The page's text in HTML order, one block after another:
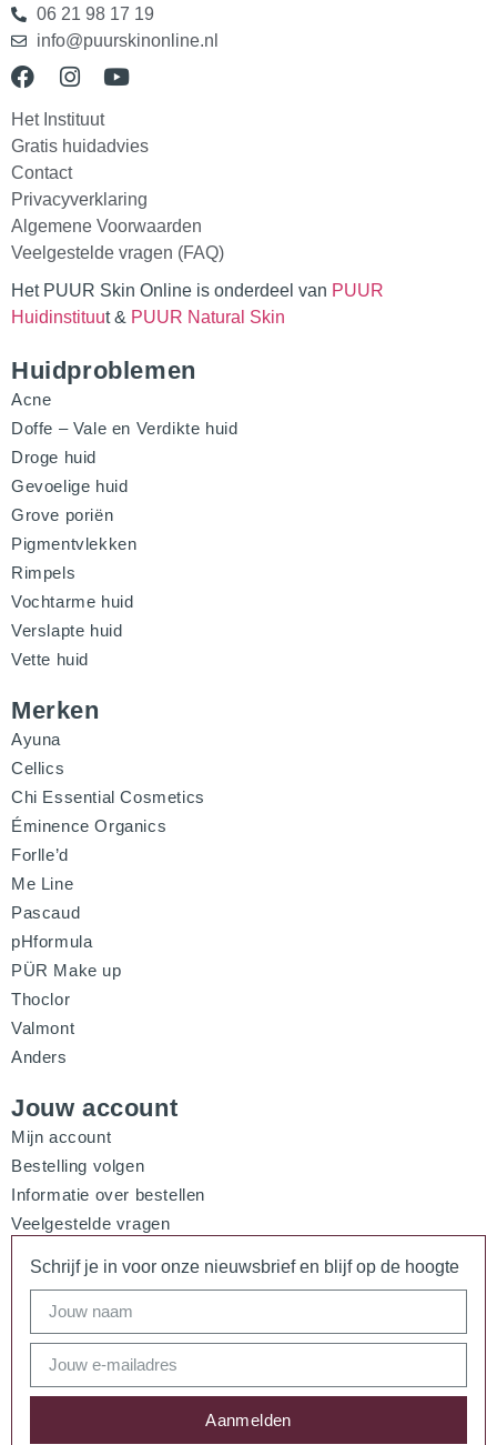
06 21 98 17 19
info@puurskinonline.nl
Het Instituut
Gratis huidadvies
Contact
Privacyverklaring
Algemene Voorwaarden
Veelgestelde vragen (FAQ)
Het PUUR Skin Online is onderdeel van PUUR
Huidinstituut & PUUR Natural Skin
Huidproblemen
Acne
Doffe – Vale en Verdikte huid
Droge huid
Gevoelige huid
Grove poriën
Pigmentvlekken
Rimpels
Vochtarme huid
Verslapte huid
Vette huid
Merken
Ayuna
Cellics
Chi Essential Cosmetics
Éminence Organics
Forlle’d
Me Line
Pascaud
pHformula
PÜR Make up
Thoclor
Valmont
Anders
Jouw account
Mijn account
Bestelling volgen
Informatie over bestellen
Veelgestelde vragen
Schrijf je in voor onze nieuwsbrief en blijf op de hoogte
Aanmelden